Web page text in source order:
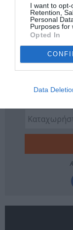
I want to opt-
Retention,
Personal
Purposes for
Opted In
Data
ΚΑΛΟΚΑΙΡΙΝΑ
ΠΕΙΡΑΜΑΤΙΚΟ -
ΣΑΒΙΝΑ ΓΙΑΝΝΑΤΟΥ
Κάθε